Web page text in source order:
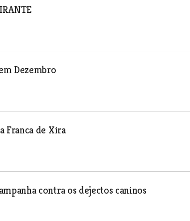
Dezembro
Franca de Xira
contra os dejectos caninos